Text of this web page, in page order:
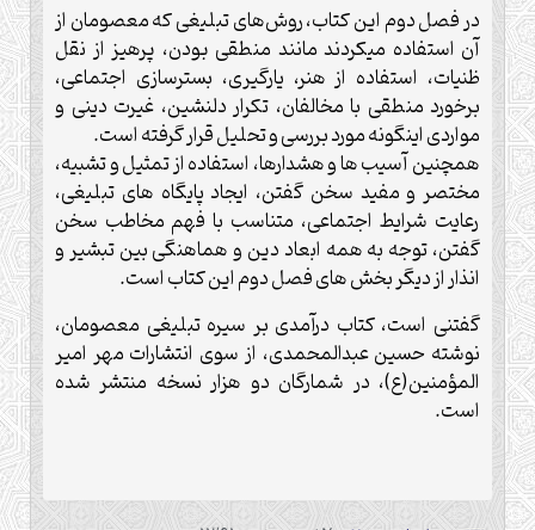
در فصل دوم این کتاب، روشهای تبلیغی که معصومان از
آن استفاده می‏کردند مانند منطقی بودن، پرهیز از نقل
ظنیات، استفاده از هنر، یارگیری، بسترسازی اجتماعی،
برخورد منطقی با مخالفان، تکرار دلنشین،‌ غیرت دینی و
مواردی اینگونه مورد بررسی و تحلیل قرار گرفته است.
همچنین آسیب ها و هشدارها، استفاده از تمثیل و تشبیه،
مختصر و مفید سخن گفتن، ایجاد پایگاه های تبلیغی،
رعایت شرایط اجتماعی، متناسب با فهم مخاطب سخن
گفتن، توجه به همه ابعاد دین و هماهنگی بین تبشیر و
انذار از دیگر بخش های فصل دوم این کتاب است.
گفتنی است، کتاب درآمدی بر سیره تبلیغی معصومان،
نوشته حسین عبدالمحمدی، از سوی انتشارات مهر امیر
المؤمنین(ع)، در شمارگان دو هزار نسخه منتشر شده
است.